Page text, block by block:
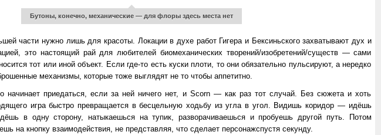
Бутоны, конечно, механические — для флоры здесь места нет
части нужно лишь для красоты. Локации в духе работ Гигера и Бексиньского захватывают дух и
это настоящий рай для любителей биомеханических творений/изобретений/существ — сами
тот или иной объект. Если где-то есть куски плоти, то они обязательно пульсируют, а нередко
механизмы, которые тоже выглядят не то чтобы аппетитно.
начинает приедаться, если за ней ничего нет, и Scorn — как раз тот случай. Без сюжета и хоть
игра быстро превращается в бесцельную ходьбу из угла в угол. Видишь коридор — идёшь
в одну сторону, натыкаешься на тупик, разворачиваешься и пробуешь другой путь. Потом
на кнопку взаимодействия, не представляя, что сделает персонажспустя секунду.